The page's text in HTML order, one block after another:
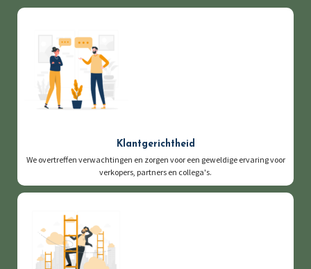
Klantgerichtheid
We overtreffen verwachtingen en zorgen voor een geweldige ervaring voor
verkopers, partners en collega's.